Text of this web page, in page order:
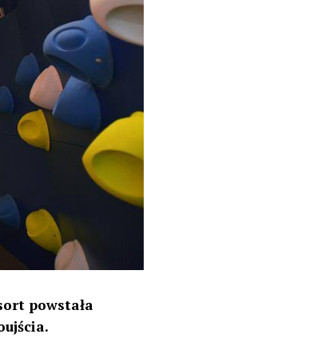
powstała